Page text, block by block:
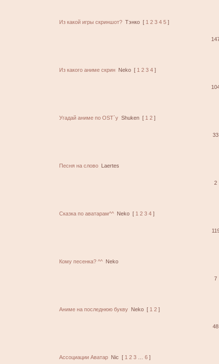
Из какой игры скриншот? Тэнко [ 1 2 3 4 5 ]
Из какого аниме скрин Neko [ 1 2 3 4 ]
Угадай аниме по OST`у Shuken [ 1 2 ]
33
Песня на слово Laertes
2
Сказка по аватарам^^ Neko [ 1 2 3 4 ]
Кому песенка? ^^ Neko
7
Аниме на последнюю букву Neko [ 1 2 ]
48
Ассоциации Аватар Nic [ 1 2 3 6 ]